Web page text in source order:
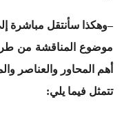
–وهكذا سأنتقل مباشرة
موضوع المناقشة من
أهم المحاور والعناصر
تتمثل فيما يلي: